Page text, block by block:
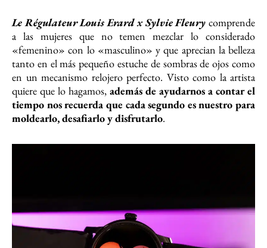
Le Régulateur Louis Erard x Sylvie Fleury comprende
a las mujeres que no temen mezclar lo considerado
«femenino» con lo «masculino» y que aprecian la belleza
tanto en el más pequeño estuche de sombras de ojos como
en un mecanismo relojero perfecto. Visto como la artista
quiere que lo hagamos, además de ayudarnos a contar el
tiempo nos recuerda que cada segundo es nuestro para
moldearlo, desafiarlo y disfrutarlo.